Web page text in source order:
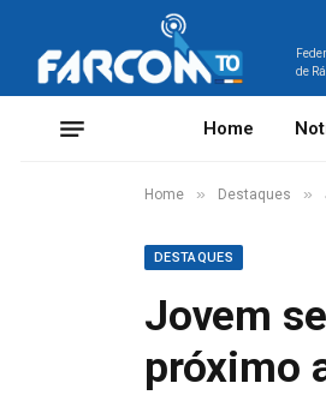
de
Home
Home » Destaques »
DESTAQUES
Jovem
próximo